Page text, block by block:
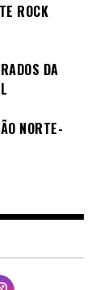
ROCK
DA
NORTE-